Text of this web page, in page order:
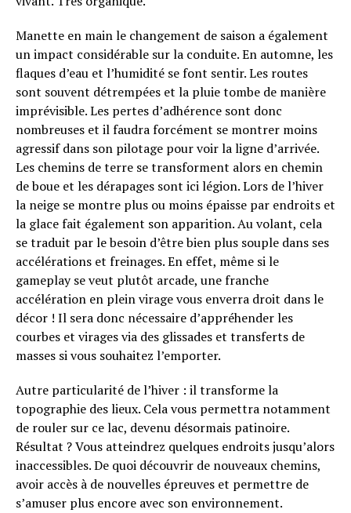
Manette en main le changement de saison a également
un impact considérable sur la conduite. En automne, les
flaques d’eau et l’humidité se font sentir. Les routes
sont souvent détrempées et la pluie tombe de manière
imprévisible. Les pertes d’adhérence sont donc
nombreuses et il faudra forcément se montrer moins
agressif dans son pilotage pour voir la ligne d’arrivée.
Les chemins de terre se transforment alors en chemin
de boue et les dérapages sont ici légion. Lors de l’hiver
la neige se montre plus ou moins épaisse par endroits et
la glace fait également son apparition. Au volant, cela
se traduit par le besoin d’être bien plus souple dans ses
accélérations et freinages. En effet, même si le
gameplay se veut plutôt arcade, une franche
accélération en plein virage vous enverra droit dans le
décor ! Il sera donc nécessaire d’appréhender les
courbes et virages via des glissades et transferts de
masses si vous souhaitez l’emporter.
Autre particularité de l’hiver : il transforme la
topographie des lieux. Cela vous permettra notamment
de rouler sur ce lac, devenu désormais patinoire.
Résultat ? Vous atteindrez quelques endroits jusqu’alors
inaccessibles. De quoi découvrir de nouveaux chemins,
avoir accès à de nouvelles épreuves et permettre de
s’amuser plus encore avec son environnement.
Flipboard
Reddit
Pinterest
Whatsapp
Email